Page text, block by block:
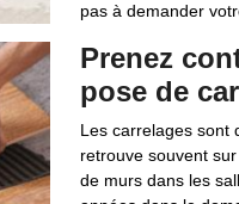
pas à demander
Prenez
pose de
Les carrelages sont
retrouve souvent
de murs dans les